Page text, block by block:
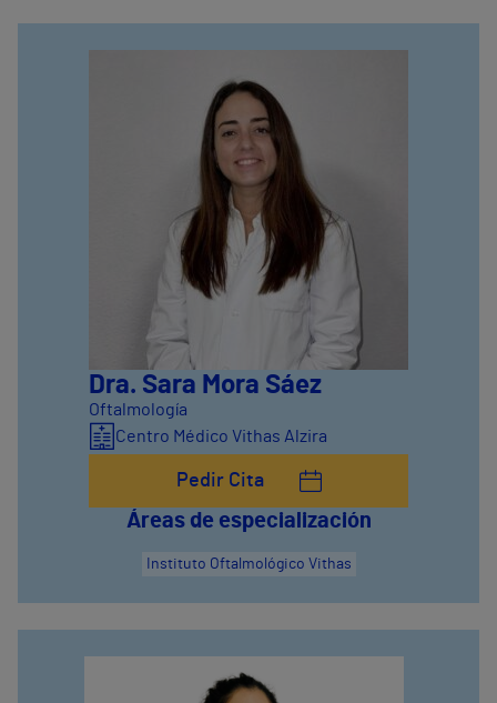
Dra. Sara Mora Sáez
Oftalmología
Centro Médico Vithas Alzira
Pedir Cita
Áreas de especialización
Instituto Oftalmológico Vithas